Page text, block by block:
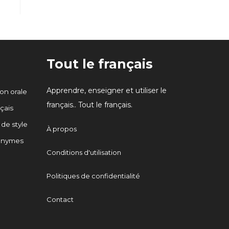
orale
style
Tout le français
Apprendre, enseigner et utiliser le
français.. Tout le français.
À propos
Conditions d'utilisation
Politiques de confidentialité
Contact